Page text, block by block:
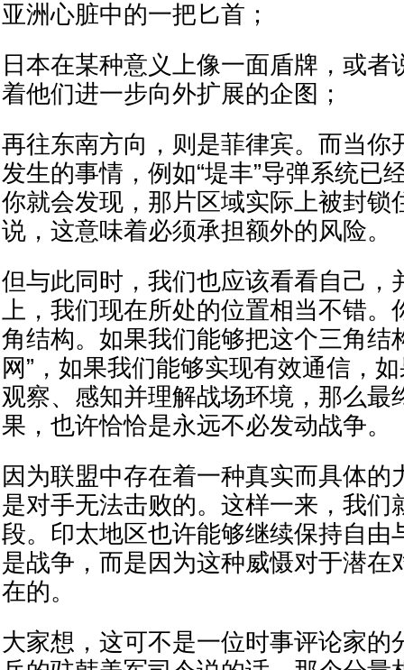
亚洲心脏中的一把匕首；
日本在某种意义上像一面盾牌，或者
着他们进一步向外扩展的企图；
再往东南方向，则是菲律宾。而当你
发生的事情，例如“堤丰”导弹系统已
你就会发现，那片区域实际上被封锁
说，这意味着必须承担额外的风险。
但与此同时，我们也应该看看自己，
上，我们现在所处的位置相当不错。
角结构。如果我们能够把这个三角结
网”，如果我们能够实现有效通信，
观察、感知并理解战场环境，那么最
果，也许恰恰是永远不必发动战争。
因为联盟中存在着一种真实而具体的
是对手无法击败的。这样一来，我们
段。印太地区也许能够继续保持自由
是战争，而是因为这种威慑对于潜在
在的。
大家想，这可不是一位时事评论家的